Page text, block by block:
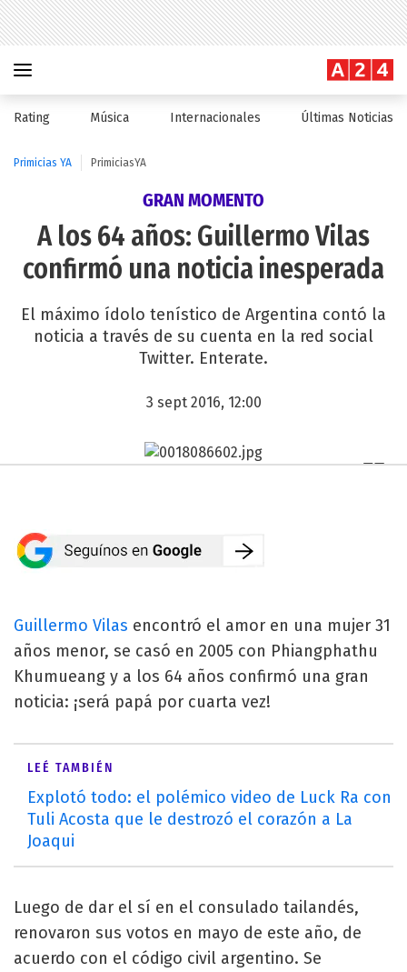
Rating Música Internacionales Últimas Noticias
Primicias YA PrimiciasYA
GRAN MOMENTO
A los 64 años: Guillermo Vilas
confirmó una noticia inesperada
El máximo ídolo tenístico de Argentina contó la
noticia a través de su cuenta en la red social
Twitter. Enterate.
3 sept 2016, 12:00
Guillermo Vilas encontró el amor en una mujer 31
años menor, se casó en 2005 con Phiangphathu
Khumueang y a los 64 años confirmó una gran
noticia: ¡será papá por cuarta vez!
LEÉ TAMBIÉN
Explotó todo: el polémico video de Luck Ra con
Tuli Acosta que le destrozó el corazón a La
Joaqui
Luego de dar el sí en el consulado tailandés,
renovaron sus votos en mayo de este año, de
acuerdo con el código civil argentino. Se